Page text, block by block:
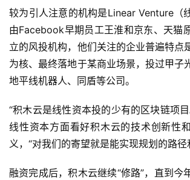
较为引人注意的机构是Linear Venture（
由Facebook早期员工王淮和京东、天猫
立的风投机构，他们关注的企业普遍特点
为核、最终落地于某商业场景，投过甲子
地平线机器人、同盾等公司。
“积木云是线性资本投的少有的区块链项目
线性资本方面看好积木云的技术创新性
义，“对我们的寄望就是能实现规划的路径
融资完成后，积木云继续“修路”，直到今